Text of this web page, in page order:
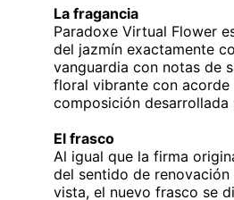
La fragancia
Paradoxe Virtual Flower
del jazmín exactamente
vanguardia con notas de
floral vibrante con
composición desarrollada
El frasco
Al igual que la firma
del sentido de
vista, el nuevo frasco se